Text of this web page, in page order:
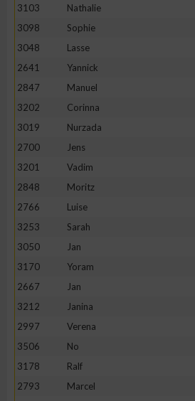
3103
Nathalie
3098
Sophie
3048
Lasse
2641
Yannick
2847
Manuel
3202
Corinna
3019
Nurzada
2700
Jens
3201
Vadim
2848
Moritz
2766
Luise
3253
Sarah
3050
Jan
3170
Yoram
2667
Jan
3212
Janina
2997
Verena
3506
No
3178
Ralf
2793
Marcel
Erstellung von Profilen zur
Verwendung von Profilen zur
verschiedenen Quellen
Entwicklung und Verbesserung der
Verwendung reduzierter Daten zur
IAB-Besonderheiten:
Verwendung genauer Standortdaten